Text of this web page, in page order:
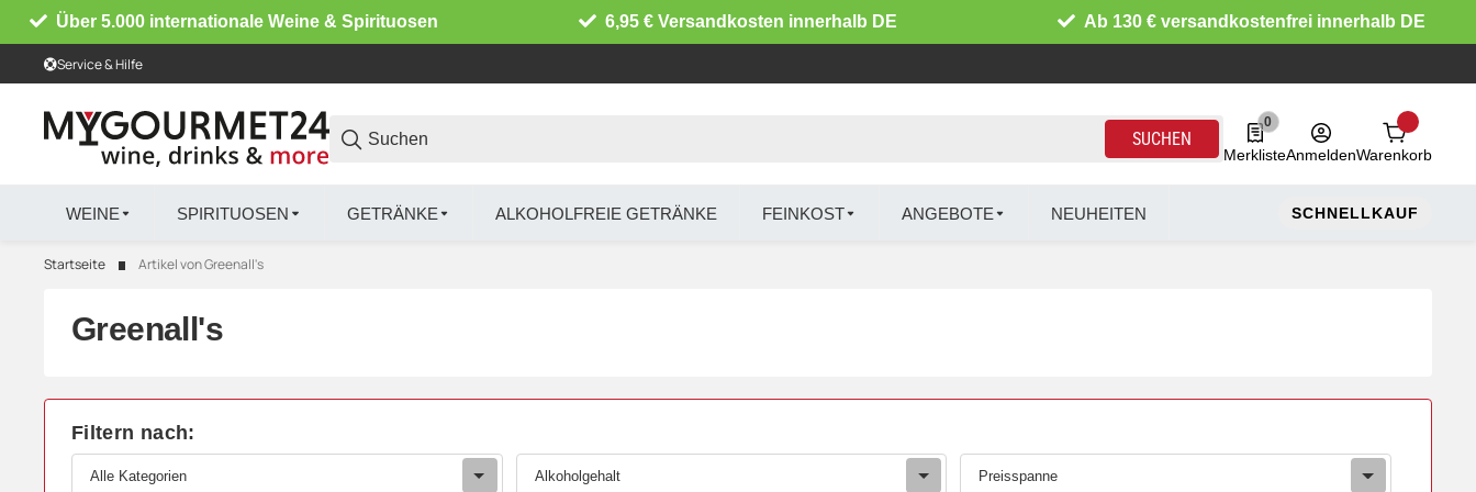
Über 5.000 internationale Weine & Spirituosen 6,95 € Versandkosten innerhalb DE Ab 130 € versandkostenfrei innerhalb DE
Service & Hilfe
SUCHEN
0
0 Produkte in der Liste
MerklisteAnmeldenWarenkorb
WEINE SPIRITUOSEN GETRÄNKE ALKOHOLFREIE GETRÄNKE FEINKOST ANGEBOTE NEUHEITEN SCHNELLKAUF
Startseite Artikel von Greenall's
Greenall's
Filtern nach:
Alle Kategorien Alkoholgehalt Preisspanne